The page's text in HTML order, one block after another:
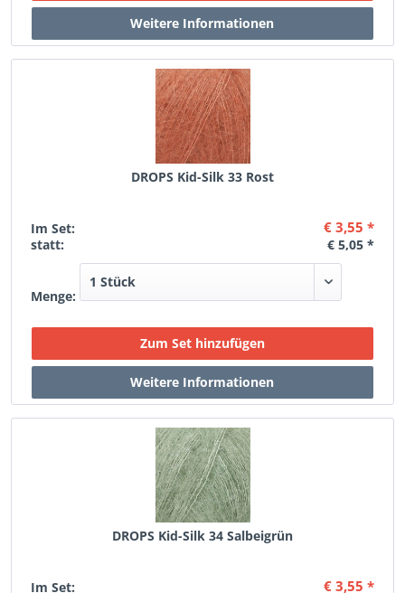
DROPS Kid-Silk 33 Rost
Im Set: € 3,55 *
statt: € 5,05 *
Menge:
DROPS Kid-Silk 34 Salbeigrün
Im Set: € 3,55 *